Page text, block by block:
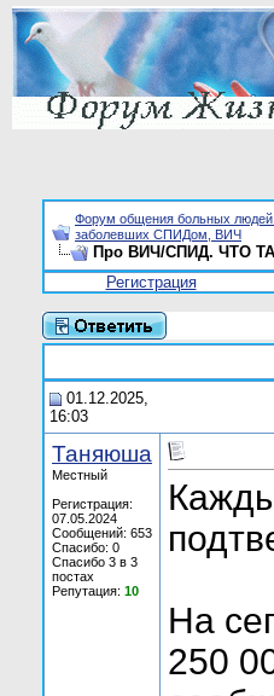
Форум общения больных
заболевших СПИДом, ВИЧ
Про ВИЧ/СПИД. ЧТО
Регистрация
01.12.2025,
16:03
Таняюша
Местный
Регистрация:
07.05.2024
Сообщений: 653
Спасибо: 0
Спасибо 3 в 3
постах
Репутация: 10
На
250